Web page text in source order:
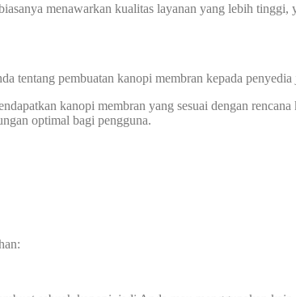
menawarkan kualitas layanan yang lebih
tentang pembuatan kanopi membran kepada penyedia
kanopi membran yang sesuai dengan
optimal bagi pengguna.